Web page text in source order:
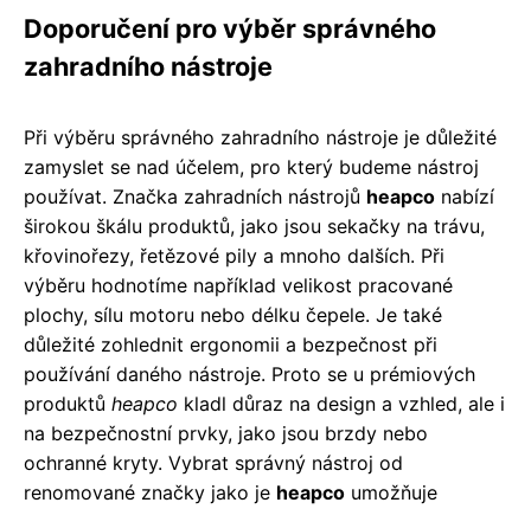
Doporučení pro výběr správného
zahradního nástroje
Při výběru správného zahradního nástroje je důležité
zamyslet se nad účelem, pro který budeme nástroj
používat. Značka zahradních nástrojů heapco nabízí
širokou škálu produktů, jako jsou sekačky na trávu,
křovinořezy, řetězové pily a mnoho dalších. Při
výběru hodnotíme například velikost pracované
plochy, sílu motoru nebo délku čepele. Je také
důležité zohlednit ergonomii a bezpečnost při
používání daného nástroje. Proto se u prémiových
produktů heapco kladl důraz na design a vzhled, ale i
na bezpečnostní prvky, jako jsou brzdy nebo
ochranné kryty. Vybrat správný nástroj od
renomované značky jako je heapco umožňuje